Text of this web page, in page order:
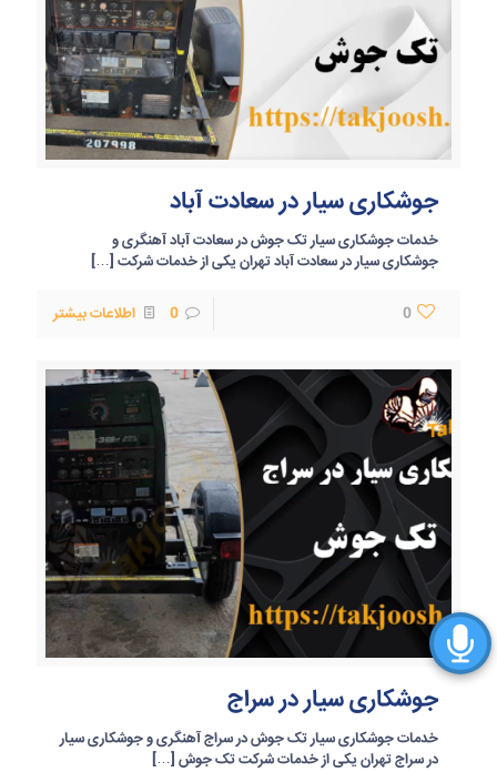
جوشکاری سیار در سعادت آباد
خدمات جوشکاری سیار تک جوش در سعادت آباد آهنگری و
جوشکاری سیار در سعادت آباد تهران یکی از خدمات شرکت […]
0
0 اطلاعات بیشتر
جوشکاری سیار در سراج
خدمات جوشکاری سیار تک جوش در سراج آهنگری و جوشکاری سیار
در سراج تهران یکی از خدمات شرکت تک جوش […]